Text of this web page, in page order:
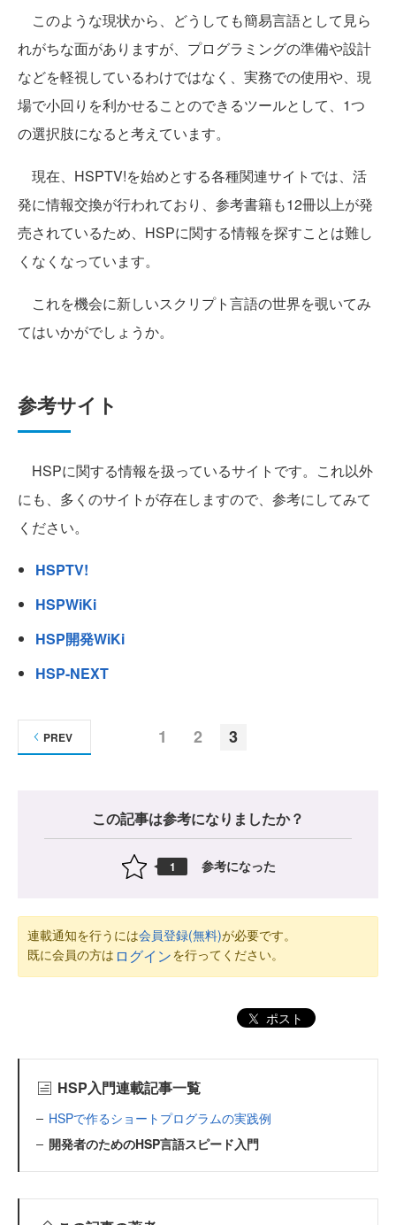
このような現状から、どうしても簡易言語として見ら
れがちな面がありますが、プログラミングの準備や設計
などを軽視しているわけではなく、実務での使用や、現
場で小回りを利かせることのできるツールとして、1つ
の選択肢になると考えています。
現在、HSPTV!を始めとする各種関連サイトでは、活
発に情報交換が行われており、参考書籍も12冊以上が発
売されているため、HSPに関する情報を探すことは難し
くなくなっています。
これを機会に新しいスクリプト言語の世界を覗いてみ
てはいかがでしょうか。
参考サイト
HSPに関する情報を扱っているサイトです。これ以外
にも、多くのサイトが存在しますので、参考にしてみて
ください。
HSPTV!
HSPWiKi
HSP開発WiKi
HSP-NEXT
1 2 3
PREV
この記事は参考になりましたか？
1 参考になった
連載通知を行うには会員登録(無料)が必要です。
既に会員の方は ログインを行ってください。
ポスト
HSP入門連載記事一覧
HSPで作るショートプログラムの実践例
開発者のためのHSP言語スピード入門